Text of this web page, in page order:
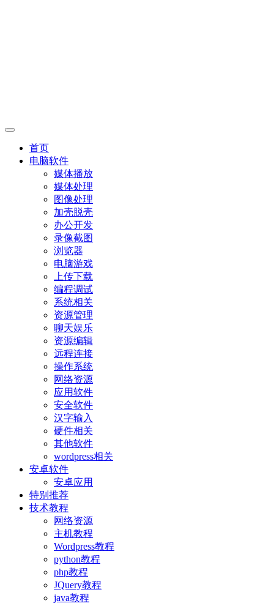
首页
电脑软件
媒体播放
媒体处理
图像处理
加壳脱壳
办公开发
录像截图
浏览器
电脑游戏
上传下载
编程调试
系统相关
资源管理
聊天娱乐
资源编辑
远程连接
操作系统
网络资源
应用软件
安全软件
汉字输入
硬件相关
其他软件
wordpress相关
安卓软件
安卓应用
特别推荐
技术教程
网络资源
主机教程
Wordpress教程
python教程
php教程
JQuery教程
java教程